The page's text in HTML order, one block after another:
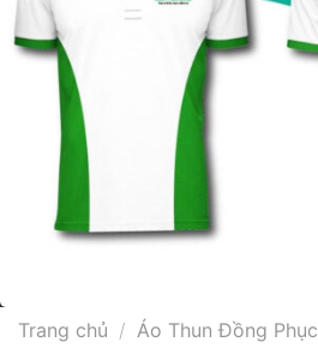
Trang chủ / Áo Thun Đồng Phục